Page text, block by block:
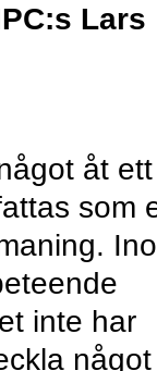
Lars
åt ett
som
inte har
något